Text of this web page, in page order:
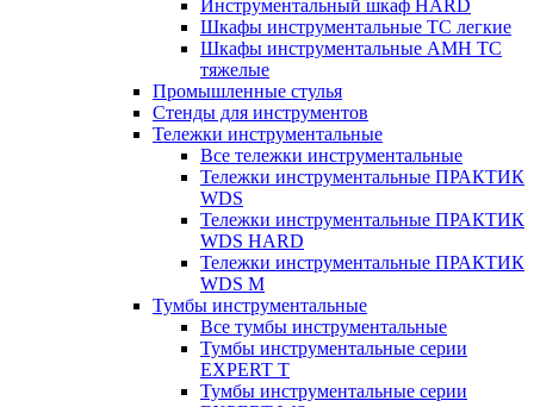
Инструментальный шкаф HARD
Шкафы инструментальные ТС легкие
Шкафы инструментальные AMH TC
тяжелые
Промышленные стулья
Стенды для инструментов
Тележки инструментальные
Все тележки инструментальные
Тележки инструментальные ПРАКТИК
WDS
Тележки инструментальные ПРАКТИК
WDS HARD
Тележки инструментальные ПРАКТИК
WDS M
Тумбы инструментальные
Все тумбы инструментальные
Тумбы инструментальные серии
EXPERT T
Тумбы инструментальные серии